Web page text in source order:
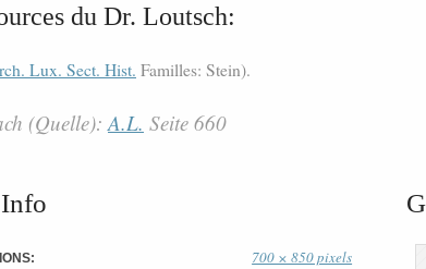
du Dr. Loutsch:
Lux. Sect. Hist. Familles: Stein).
(Quelle):A.L. Seite 660
700 × 850 pixels